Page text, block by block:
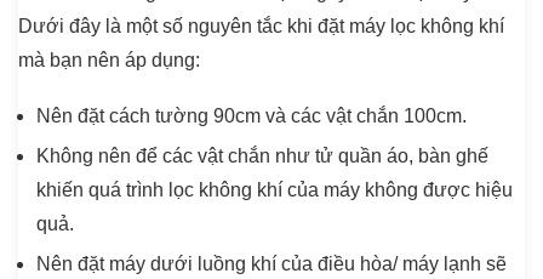
Dưới đây là một số nguyên tắc khi đặt máy lọc không khí
mà bạn nên áp dụng:
Nên đặt cách tường 90cm và các vật chắn 100cm.
Không nên để các vật chắn như tử quần áo, bàn ghế
khiến quá trình lọc không khí của máy không được hiệu
quả.
Nên đặt máy dưới luồng khí của điều hòa/ máy lạnh sẽ